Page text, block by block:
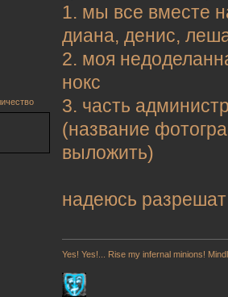
1. мы все вместе
диана, денис,
2. моя
нокс
3. часть
(название
выложить)
надеюсь
Yes! Yes!... Rise my infernal minions!